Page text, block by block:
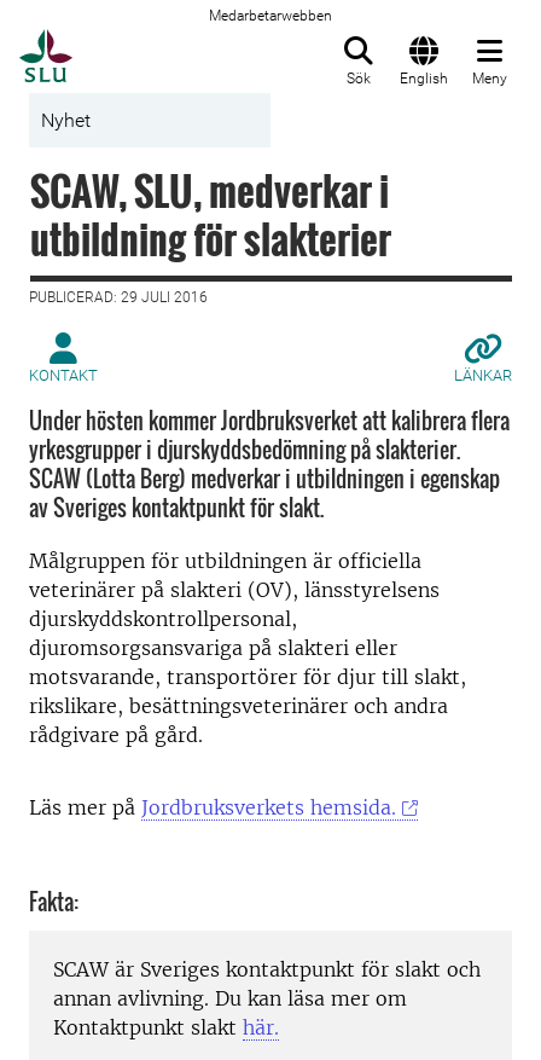
Medarbetarwebben
Sök English Meny
Nyhet
SCAW, SLU, medverkar i
utbildning för slakterier
PUBLICERAD: 29 JULI 2016
KONTAKT LÄNKAR
Under hösten kommer Jordbruksverket att kalibrera flera
yrkesgrupper i djurskyddsbedömning på slakterier.
SCAW (Lotta Berg) medverkar i utbildningen i egenskap
av Sveriges kontaktpunkt för slakt.
Målgruppen för utbildningen är officiella
veterinärer på slakteri (OV), länsstyrelsens
djurskyddskontrollpersonal,
djuromsorgsansvariga på slakteri eller
motsvarande, transportörer för djur till slakt,
rikslikare, besättningsveterinärer och andra
rådgivare på gård.
Läs mer på Jordbruksverkets hemsida.
Fakta:
SCAW är Sveriges kontaktpunkt för slakt och
annan avlivning. Du kan läsa mer om
Kontaktpunkt slakt här.